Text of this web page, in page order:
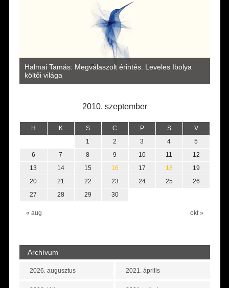
Halmai Tamás: Megválaszolt érintés. Leveles Ibolya
költői világa
2010. szeptember
H K S C P S V
« aug okt »
1 2 3 4
5
6
7 8 9 10 11
12
13
14 15 16 17 18
19
20
21 22 23 24 25
26
27
28 29 30
Archívum
2026. augusztus 2021. április